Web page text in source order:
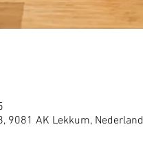
9081 AK Lekkum, Nederland